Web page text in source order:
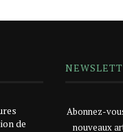
de
Abonnez-
nouveaux